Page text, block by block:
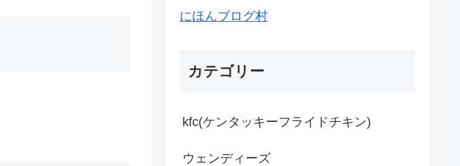
にほんブログ村
カテゴリー
kfc(ケンタッキーフライドチキン)
ウェンディーズ